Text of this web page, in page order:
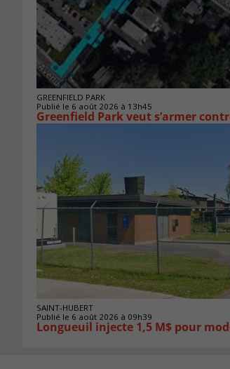
GREENFIELD PARK
Publié le 6 août 2026 à 13h45
Greenfield Park
SAINT-HUBERT
Publié le 6 août 2026 à 09h39
Longueuil injecte 1,5 M$ pour